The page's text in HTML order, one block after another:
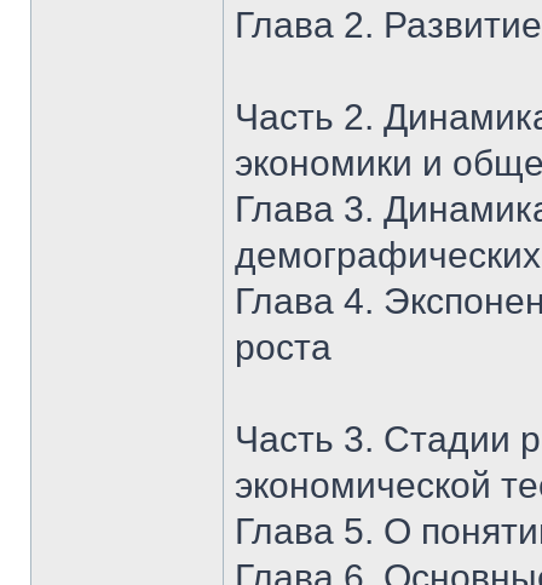
Глава 2.
Часть 2.
экономики и
Глава 3.
Глава 4.
роста
Часть 3. Стадии
экономической
Глава 5. О